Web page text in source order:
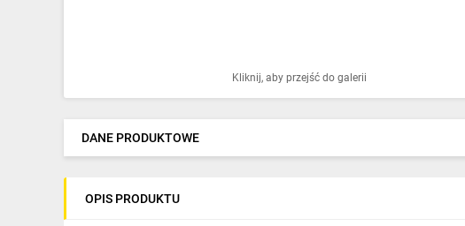
Ogrzewanie
Elektronarzędzia i mierniki
Kliknij, aby przejść do galerii
DANE PRODUKTOWE
OPIS PRODUKTU